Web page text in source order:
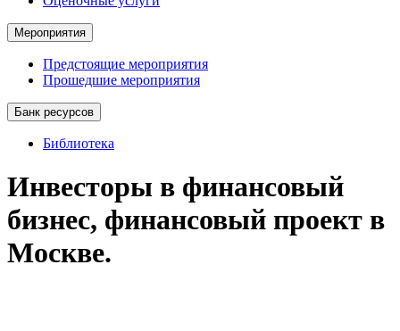
Мероприятия
Предстоящие мероприятия
Прошедшие мероприятия
Банк ресурсов
Библиотека
Инвесторы в финансовый
бизнес, финансовый проект в
Москве.